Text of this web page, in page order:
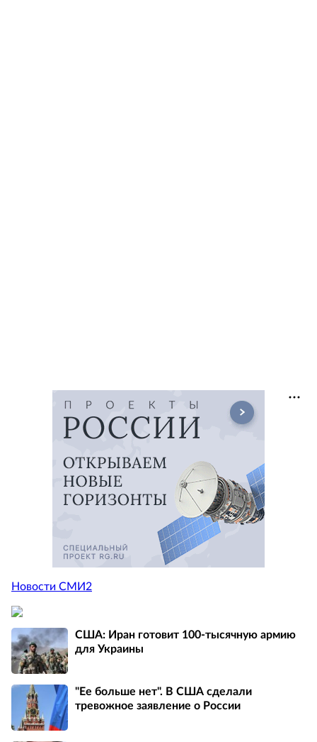
Новости СМИ2
США: Иран готовит 100-тысячную армию
для Украины
"Ее больше нет". В США сделали
тревожное заявление о России